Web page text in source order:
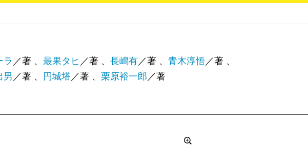
ラ ／著 、 最果タヒ ／著 、 長嶋有／著 、 青木淳悟／著 、
男 ／著 、 円城塔 ／著 、 栗原裕一郎 ／著